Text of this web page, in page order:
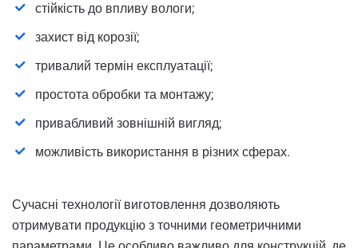
стійкість до впливу вологи;
захист від корозії;
тривалий термін експлуатації;
простота обробки та монтажу;
привабливий зовнішній вигляд;
можливість використання в різних сферах.
Сучасні технології виготовлення дозволяють
отримувати продукцію з точними геометричними